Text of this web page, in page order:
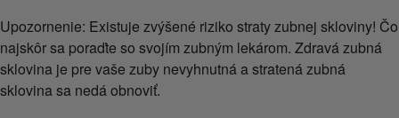
Upozornenie: Existuje zvýšené riziko straty zubnej skloviny! Čo
najskôr sa poraďte so svojím zubným lekárom. Zdravá zubná
sklovina je pre vaše zuby nevyhnutná a stratená zubná
sklovina sa nedá obnoviť.